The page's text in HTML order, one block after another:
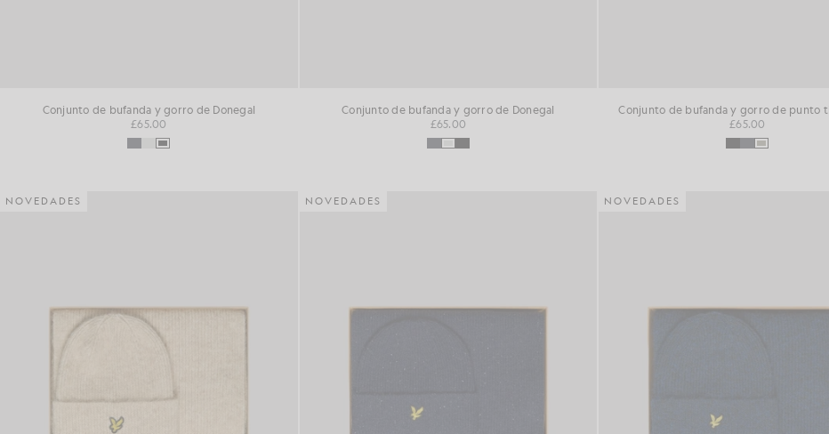
Conjunto de bufanda y gorro de Donegal
£65.00
Conjunto de bufanda y gorro de Donegal
£65.00
Conjunto de bufanda y gorro de punto
£65.00
NOVEDADES NOVEDADES NOVEDADES